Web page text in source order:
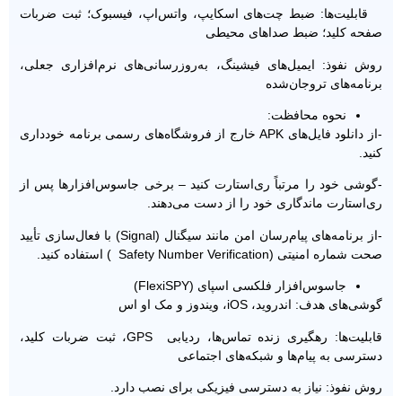
قابلیت‌ها: ضبط چت‌های اسکایپ، واتس‌اپ، فیسبوک؛ ثبت ضربات
صفحه کلید؛ ضبط صداهای محیطی
روش نفوذ: ایمیل‌های فیشینگ، به‌روزرسانی‌های نرم‌افزاری جعلی،
برنامه‌های تروجان‌شده
نحوه محافظت:
-از دانلود فایل‌های APK خارج از فروشگاه‌های رسمی ‌برنامه خودداری
کنید.
-گوشی خود را مرتباً ری‌استارت کنید – برخی جاسوس‌افزارها پس از
ری‌استارت ماندگاری خود را از دست می‌دهند.
-از برنامه‌های پیام‌‌رسان امن مانند سیگنال (Signal) با فعال‌سازی تأیید
صحت شماره امنیتی (Safety Number Verification ) استفاده کنید.
جاسوس‌افزار فلکسی ‌اسپای (FlexiSPY)
گوشی‌های هدف: اندروید، iOS، ویندوز و مک ‌او اس
قابلیت‌ها: رهگیری زنده تماس‌ها، ردیابی GPS، ثبت ضربات کلید،
دسترسی به پیام‌ها و شبکه‌های اجتماعی
روش نفوذ: نیاز به دسترسی فیزیکی برای نصب دارد.